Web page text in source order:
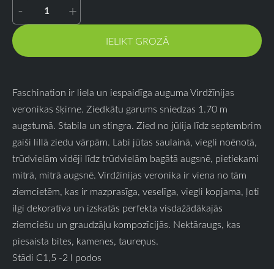
- +
IELIKT GROZĀ
Faschination ir liela un iespaidīga auguma Virdžīnijas
veronikas šķirne. Ziedkātu garums sniedzas 1.70 m
augstumā. Stabila un stingra. Zied no jūlija līdz septembrim
gaiši lillā ziedu vārpām. Labi jūtas saulainā, viegli noēnotā,
trūdvielām vidēji līdz trūdvielām bagātā augsnē, pietiekami
mitrā, mitrā augsnē. Virdžīnijas veronika ir viena no tām
ziemcietēm, kas ir mazprasīga, veselīga, viegli kopjama, ļoti
ilgi dekoratīva un izskatās perfekta visdažādākajās
ziemciešu un graudzāļu kompozīcijās. Nektāraugs, kas
piesaista bites, kamenes, taureņus.
Stādi C1,5 -2 l podos